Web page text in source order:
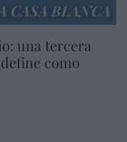
CASA BLANCA
una tercera
como